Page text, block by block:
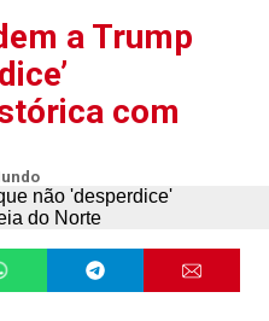
a Trump
com